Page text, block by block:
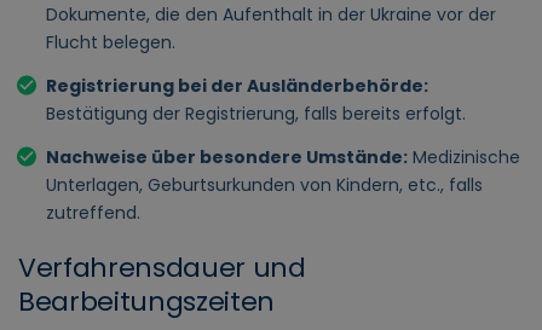
Dokumente, die den Aufenthalt in der Ukraine vor der
Flucht belegen.
Registrierung bei der Ausländerbehörde:
Bestätigung der Registrierung, falls bereits erfolgt.
Nachweise über besondere Umstände: Medizinische
Unterlagen, Geburtsurkunden von Kindern, etc., falls
zutreffend.
Verfahrensdauer und
Bearbeitungszeiten